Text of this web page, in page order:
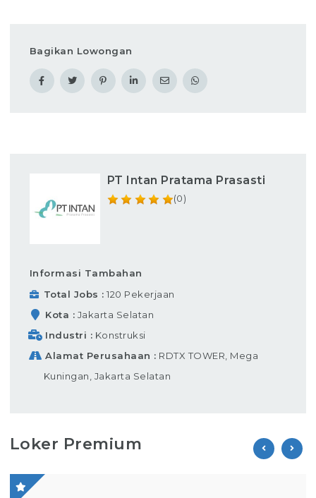
Bagikan Lowongan
PT Intan Pratama Prasasti
(0)
Informasi Tambahan
Total Jobs
120 Pekerjaan
Kota
Jakarta Selatan
Industri
Konstruksi
Alamat Perusahaan
RDTX TOWER, Mega
Kuningan, Jakarta Selatan
Loker Premium